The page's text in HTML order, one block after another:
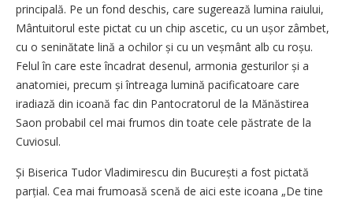
principală. Pe un fond deschis, care sugerează lumina raiului,
Mântuitorul este pictat cu un chip ascetic, cu un ușor zâmbet,
cu o seninătate lină a ochilor și cu un veșmânt alb cu roșu.
Felul în care este încadrat desenul, armonia gesturilor și a
anatomiei, precum și întreaga lumină pacificatoare care
iradiază din icoană fac din Pantocratorul de la Mănăstirea
Saon probabil cel mai frumos din toate cele păstrate de la
Cuviosul.
Și Biserica Tudor Vladimirescu din Bu­curești a fost pictată
parțial. Cea mai frumoasă scenă de aici este icoana „De tine